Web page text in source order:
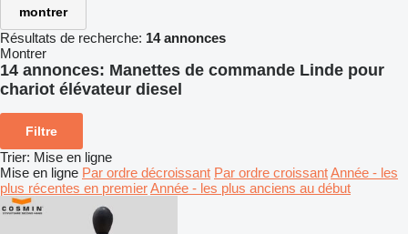
montrer
Résultats de recherche: 14 annonces
Montrer
14 annonces: Manettes de commande Linde pour
chariot élévateur diesel
Filtre
Trier: Mise en ligne
Mise en ligne Par ordre décroissant Par ordre croissantAnnée - les
plus récentes en premierAnnée - les plus anciens au début